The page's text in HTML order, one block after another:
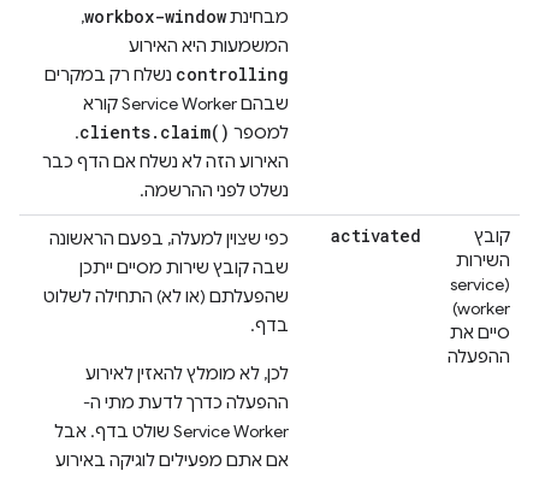
מבחינתworkbox-window
,
המשמעות היא האירוע
controlling נשלח רק במקרים
שבהם Service Worker קורא
למספר clients.claim()
.
האירוע הזה לא נשלח אם הדף כבר
נשלט לפני ההרשמה.
קובץ
השירות
(service
worker)
סיים את
ההפעלה
activated
כפי שצוין למעלה, בפעם הראשונה
שבה קובץ שירות מסיים ייתכן
שהפעלתם (או לא) התחילה לשלוט
בדף.
לכן, לא מומלץ להאזין לאירוע
ההפעלה כדרך לדעת מתי ה-
Service Worker שולט בדף. אבל
אם אתם מפעילים לוגיקה באירוע